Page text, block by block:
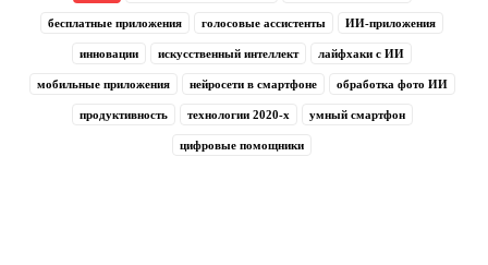
бесплатные приложения голосовые ассистенты ИИ-приложения
инновации искусственный интеллект лайфхаки с ИИ
мобильные приложения нейросети в смартфоне обработка фото ИИ
продуктивность технологии 2020-х умный смартфон
цифровые помощники